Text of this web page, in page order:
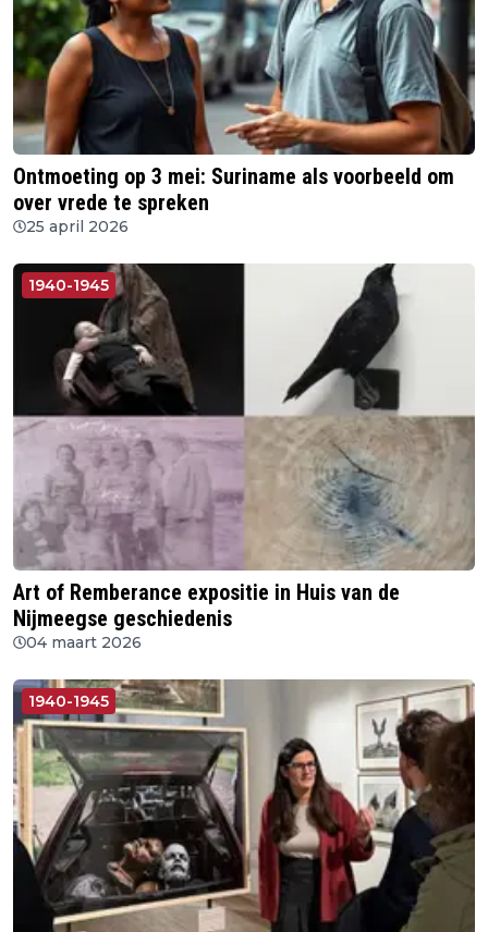
Ontmoeting op 3 mei: Suriname als voorbeeld om
over vrede te spreken
25 april 2026
1940-1945
Art of Remberance expositie in Huis van de
Nijmeegse geschiedenis
04 maart 2026
1940-1945